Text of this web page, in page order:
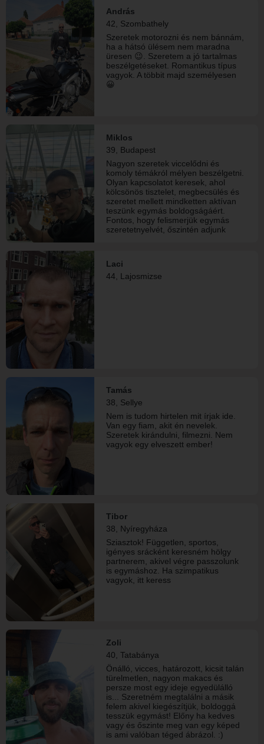
András
42, Szombathely
Szeretek motorozni és nem bánnám,
ha a hátsó ülésem nem maradna
üresen 😉. Szeretem a jó tartalmas
beszélgetéseket. Romantikus típus
vagyok. A többit majd személyesen
😀
Miklos
39, Budapest
Nagyon szeretek viccelődni és
komoly témákról mélyen beszélgetni.
Olyan kapcsolatot keresek, ahol
kölcsönös tisztelet, megbecsülés és
szeretet mellett mindketten aktívan
teszünk egymás boldogságáért.
Fontos, hogy felismerjük egymás
szeretetnyelvét, őszintén adjunk
Jól bánok a gyerekekkel. Több
sikeres vállalkozással a hátam
érintések és a közelség.
Laci
44, Lajosmizse
Tamás
38, Sellye
Nem is tudom hirtelen mit írjak ide.
Van egy fiam, akit én nevelek.
Szeretek kirándulni, filmezni. Nem
vagyok egy elveszett ember!
Tibor
38, Nyíregyháza
Sziasztok! Független, sportos,
igényes srácként keresném hölgy
partnerem, akivel végre passzolunk
is egymáshoz. Ha szimpatikus
vagyok, itt keress
Zoli
40, Tatabánya
Önálló, vicces, határozott, kicsit talán
türelmetlen, nagyon makacs és
persze most egy ideje egyedülálló
is... Szeretném megtalálni a másik
felem akivel kiegészítjük, boldoggá
tesszük egymást! Előny ha kedves
vagy és őszinte meg van egy képed
is ami valóban téged ábrázol. :)